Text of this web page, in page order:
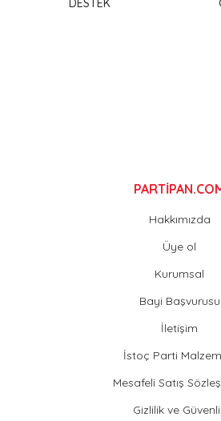
Ürün bilgilerinde hatalar bulunuyor.
DESTEK
Hakkımızda
Üye ol
Kurumsal
Bayi Başvurusu
İletişim
İstoç Parti
Mesafeli Satış
Gizlilik ve